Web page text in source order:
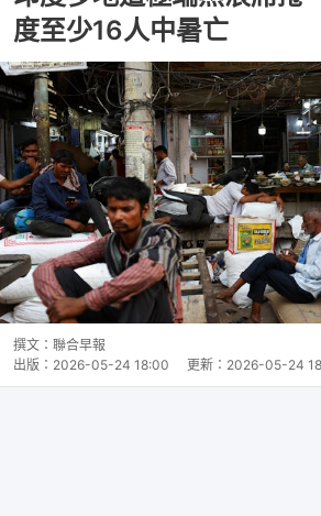
度至少16人中暑亡
撰文： 聯合早報
出版： 2026-05-24 18:00 更新： 2026-05-24